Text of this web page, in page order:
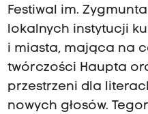
Festiwal im.
lokalnych instytucji
i miasta, mająca na
twórczości Haupta
przestrzeni dla
nowych głosów.